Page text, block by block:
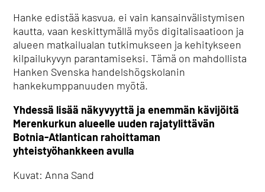
Hanke edistää kasvua, ei vain kansainvälistymisen
kautta, vaan keskittymällä myös digitalisaatioon ja
alueen matkailualan tutkimukseen ja kehitykseen
kilpailukyvyn parantamiseksi. Tämä on mahdollista
Hanken Svenska handelshögskolanin
hankekumppanuuden myötä.
Yhdessä lisää näkyvyyttä ja enemmän kävijöitä
Merenkurkun alueelle uuden rajatylittävän
Botnia-Atlantican rahoittaman
yhteistyöhankkeen avulla
Kuvat: Anna Sand